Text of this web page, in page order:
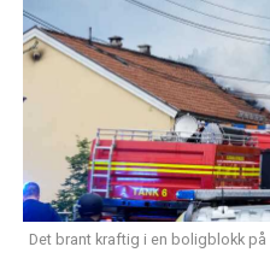
Det brant kraftig i en boligblokk